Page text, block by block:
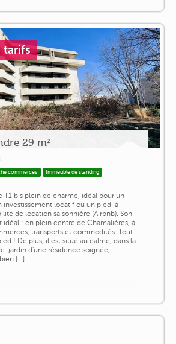
tarifs
29 m²
commerces
Immeuble de standing
T1 bis plein de charme, idéal pour un
investissement locatif ou un pied-à-
de location saisonnière (Airbnb). Son
: en plein centre de Chamalières, à
transports et commodités. Tout
! De plus, il est situé au calme, dans la
jardin d'une résidence soignée,
[...]